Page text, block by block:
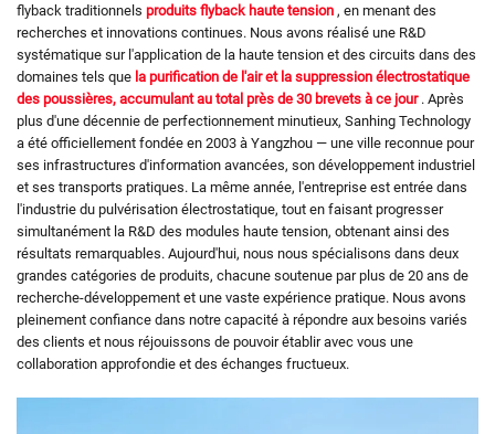
flyback traditionnels produits flyback haute tension , en menant des
recherches et innovations continues. Nous avons réalisé une R&D
systématique sur l'application de la haute tension et des circuits dans des
domaines tels que la purification de l'air et la suppression électrostatique
des poussières, accumulant au total près de 30 brevets à ce jour . Après
plus d'une décennie de perfectionnement minutieux, Sanhing Technology
a été officiellement fondée en 2003 à Yangzhou — une ville reconnue pour
ses infrastructures d'information avancées, son développement industriel
et ses transports pratiques. La même année, l'entreprise est entrée dans
l'industrie du pulvérisation électrostatique, tout en faisant progresser
simultanément la R&D des modules haute tension, obtenant ainsi des
résultats remarquables. Aujourd'hui, nous nous spécialisons dans deux
grandes catégories de produits, chacune soutenue par plus de 20 ans de
recherche-développement et une vaste expérience pratique. Nous avons
pleinement confiance dans notre capacité à répondre aux besoins variés
des clients et nous réjouissons de pouvoir établir avec vous une
collaboration approfondie et des échanges fructueux.